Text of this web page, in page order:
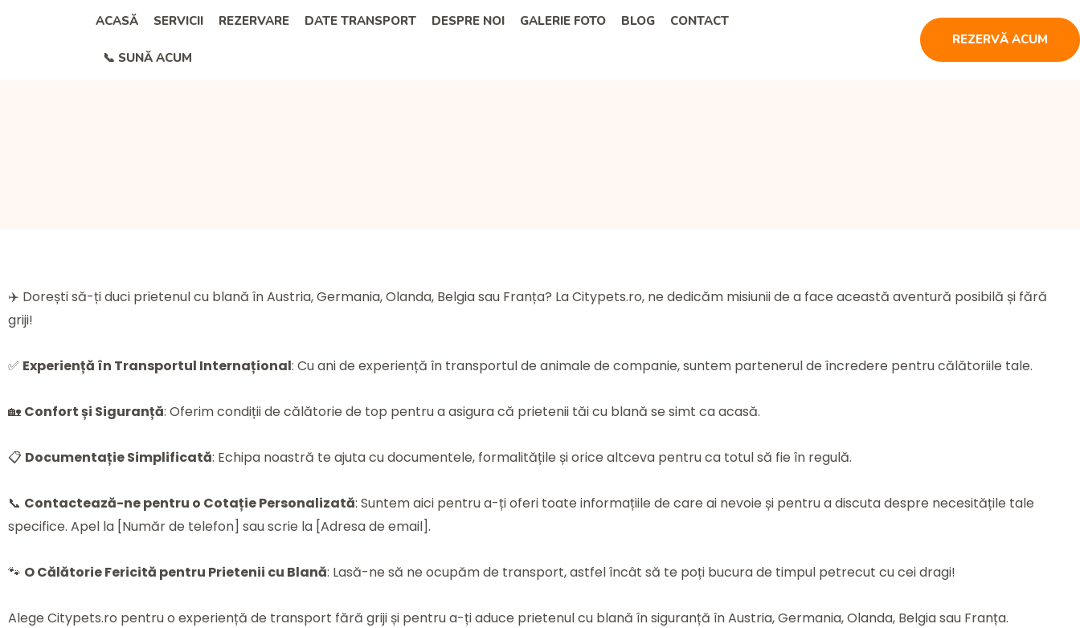
ACASĂ SERVICII REZERVARE DATE TRANSPORT DESPRE NOI GALERIE FOTO BLOG CONTACT
📞 SUNĂ ACUM
REZERVĂ ACUM
✈️ Dorești să-ți duci prietenul cu blană în Austria, Germania, Olanda, Belgia sau Franța? La Citypets.ro, ne dedicăm misiunii de a face această aventură posibilă și fără
griji!
✅ Experiență în Transportul Internațional: Cu ani de experiență în transportul de animale de companie, suntem partenerul de încredere pentru călătoriile tale.
🏡 Confort și Siguranță: Oferim condiții de călătorie de top pentru a asigura că prietenii tăi cu blană se simt ca acasă.
📋 Documentație Simplificată: Echipa noastră te ajuta cu documentele, formalitățile și orice altceva pentru ca totul să fie în regulă.
📞 Contactează-ne pentru o Cotație Personalizată: Suntem aici pentru a-ți oferi toate informațiile de care ai nevoie și pentru a discuta despre necesitățile tale
specifice. Apel la [Număr de telefon] sau scrie la [Adresa de email].
🐾 O Călătorie Fericită pentru Prietenii cu Blană: Lasă-ne să ne ocupăm de transport, astfel încât să te poți bucura de timpul petrecut cu cei dragi!
Alege Citypets.ro pentru o experiență de transport fără griji și pentru a-ți aduce prietenul cu blană în siguranță în Austria, Germania, Olanda, Belgia sau Franța.